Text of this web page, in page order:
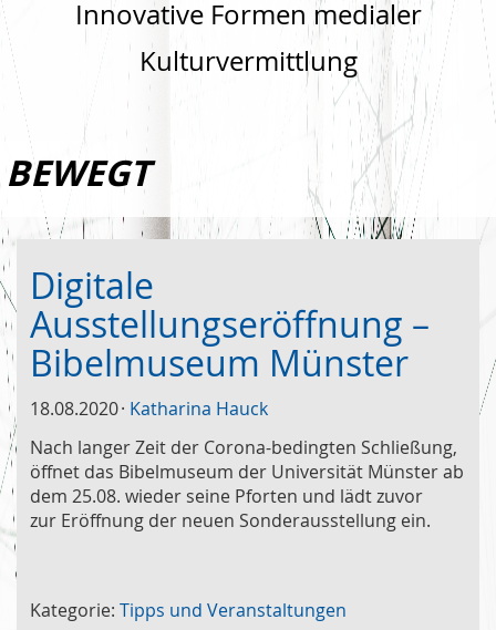
Innovative Formen medialer
Kulturvermittlung
BEWEGT
Digitale
Ausstellungseröffnung –
Bibelmuseum Münster
18.08.2020 Katharina Hauck
Nach langer Zeit der Corona-bedingten Schließung,
öffnet das Bibelmuseum der Universität Münster ab
dem 25.08. wieder seine Pforten und lädt zuvor
zur Eröffnung der neuen Sonderausstellung ein.
Kategorie: Tipps und Veranstaltungen